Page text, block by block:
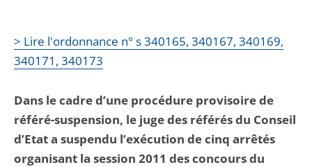
> Lire l'ordonnance n° s 340165, 340167, 340169,
340171, 340173
Dans le cadre d’une procédure provisoire de
référé-suspension, le juge des référés du Conseil
d’Etat a suspendu l’exécution de cinq arrêtés
organisant la session 2011 des concours du